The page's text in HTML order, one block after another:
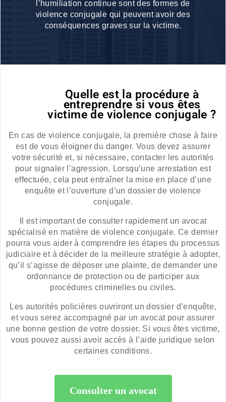
l’humiliation continue sont des formes de
violence conjugale qui peuvent avoir des
conséquences graves sur la victime.
Quelle est la procédure à
entreprendre si vous êtes
victime de violence conjugale ?
En cas de violence conjugale, la première chose à faire
est de vous éloigner du danger. Vous devez assurer
votre sécurité et, si nécessaire, contacter les autorités
pour signaler l’agression. Lorsqu’une arrestation est
effectuée, cela peut entraîner la mise en place d’une
enquête et l’ouverture d’un dossier de violence
conjugale.
Il est important de consulter rapidement un avocat
spécialisé en matière de violence conjugale. Ce dernier
pourra vous aider à comprendre les étapes du processus
judiciaire et à décider de la meilleure stratégie à adopter,
qu’il s’agisse de déposer une plainte, de demander une
ordonnance de protection ou de participer aux
procédures criminelles ou civiles.
Les autorités policières ouvriront un dossier d’enquête,
et vous serez accompagné par un avocat pour assurer
une bonne gestion de votre dossier. Si vous êtes victime,
vous pouvez aussi avoir accès à l’aide juridique selon
certaines conditions.
Consulter un avocat